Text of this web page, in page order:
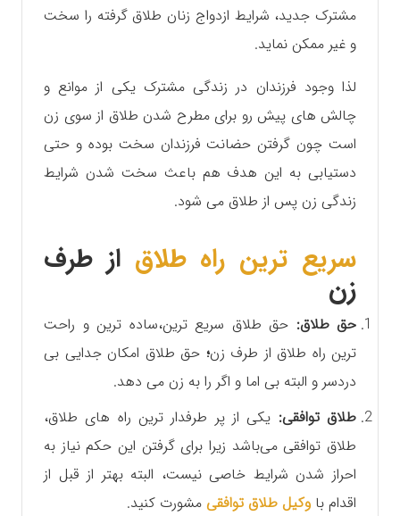
مشترک جدید، شرایط ازدواج زنان طلاق گرفته را سخت
و غیر ممکن نماید.
لذا وجود فرزندان در زندگی مشترک یکی از موانع و
چالش های پیش رو برای مطرح شدن طلاق از سوی زن
است چون گرفتن حضانت فرزندان سخت بوده و حتی
دستیابی به این هدف هم باعث سخت شدن شرایط
زندگی زن پس از طلاق می شود.
سریع ترین راه طلاق از طرف
زن
حق طلاق: حق طلاق سریع ترین،ساده ترین و راحت
ترین راه طلاق از طرف زن؛ حق طلاق امکان جدایی بی
دردسر و البته بی اما و اگر را به زن می دهد.
طلاق توافقی: یکی از پر طرفدار ترین راه های طلاق،
طلاق توافقی می‌باشد زیرا برای گرفتن این حکم نیاز به
احراز شدن شرایط خاصی نیست، البته بهتر از قبل از
اقدام با وکیل طلاق توافقی مشورت کنید.